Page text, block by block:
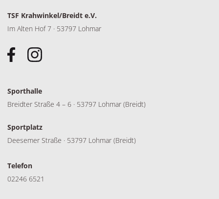
TSF Krahwinkel/Breidt e.V.
Im Alten Hof 7 · 53797 Lohmar
Sporthalle
Breidter Straße 4 – 6 · 53797 Lohmar (Breidt)
Sportplatz
Deesemer Straße · 53797 Lohmar (Breidt)
Telefon
02246 6521